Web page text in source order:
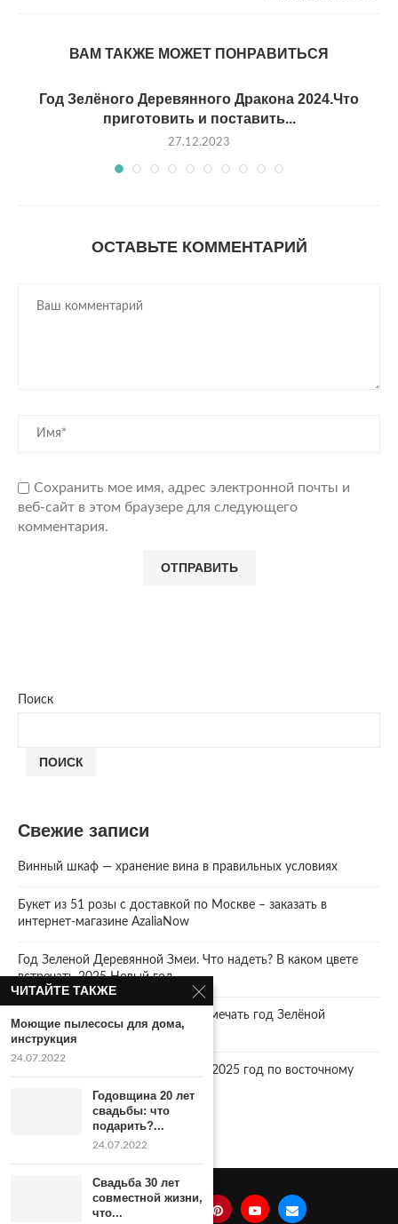
ВАМ ТАКЖЕ МОЖЕТ ПОНРАВИТЬСЯ
Год Зелёного Деревянного Дракона 2024.Что
приготовить и поставить...
27.12.2023
ОСТАВЬТЕ КОММЕНТАРИЙ
Сохранить мое имя, адрес электронной почты и
веб-сайт в этом браузере для следующего
комментария.
Поиск
ПОИСК
Свежие записи
Винный шкаф — хранение вина в правильных условиях
Букет из 51 розы с доставкой по Москве – заказать в
интернет-магазине AzaliaNow
Год Зеленой Деревянной Змеи. Что надеть? В каком цвете
встречать 2025 Новый год.
2025 год. Где и как правильно отмечать год Зелёной
Деревянной Змеи
Что год грядущий нам готовит… 2025 год по восточному
ЧИТАЙТЕ ТАКЖЕ
Моющие пылесосы для дома,
инструкция
24.07.2022
Годовщина 20 лет
свадьбы: что
подарить?...
24.07.2022
Свадьба 30 лет
совместной жизни,
что...